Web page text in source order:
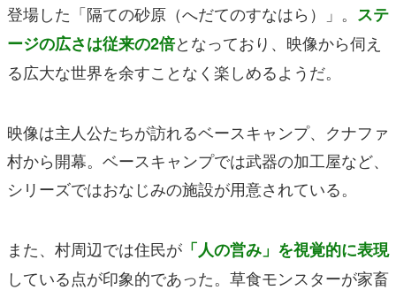
登場した「隔ての砂原（へだてのすなはら）」。 ステ
ージの広さは従来の2倍となっており、映像から伺え
る広大な世界を余すことなく楽しめるようだ。
映像は主人公たちが訪れるベースキャンプ、クナファ
村から開幕。ベースキャンプでは武器の加工屋など、
シリーズではおなじみの施設が用意されている。
また、村周辺では住民が 「人の営み」を視覚的に表現
している点が印象的であった。草食モンスターが家畜